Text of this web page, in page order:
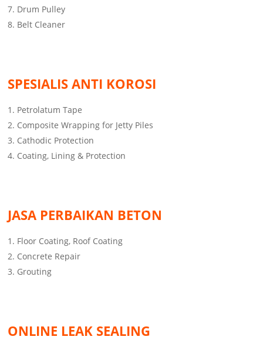
Drum Pulley
Belt Cleaner
SPESIALIS ANTI KOROSI
Petrolatum Tape
Composite Wrapping for Jetty Piles
Cathodic Protection
Coating, Lining & Protection
JASA PERBAIKAN BETON
Floor Coating, Roof Coating
Concrete Repair
Grouting
ONLINE LEAK SEALING